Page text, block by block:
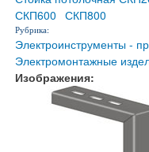
СКП600
СКП800
Рубрика:
Электроинструменты -
Электромонтажные
Изображения: